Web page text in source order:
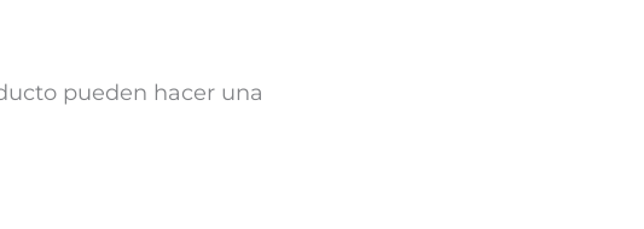
pueden hacer una